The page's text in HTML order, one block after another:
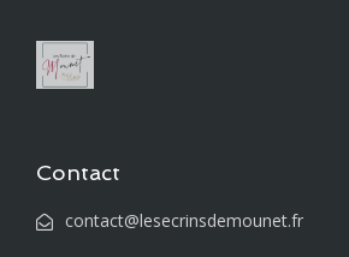
Contact
contact@lesecrinsdemounet.fr